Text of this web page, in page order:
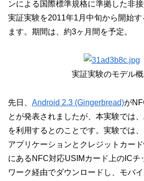
ンによる国際標準規格に準拠した非
実証実験を2011年1月中旬から開始
ます。期間は、約3ヶ月間を予定。
実証実験のモデル
先日、 Android 2.3 (Gingerbread)が
とが発表されましたが、本実験では
を利用するとのことです。実験では
アプリケーションとクレジットカー
にあるNFC対応USIMカード上のICチ
ワーク経由でダウンロードし、モバ